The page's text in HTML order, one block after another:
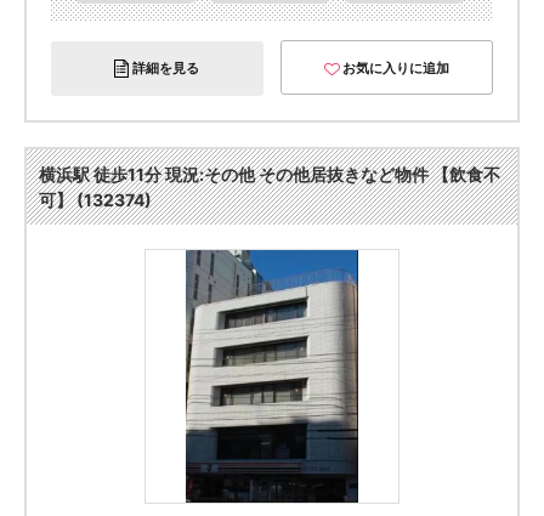
詳細を見る お気に入りに追加
横浜駅 徒歩11分 現況:その他 その他居抜きなど物件 【飲食不
可】 (132374)